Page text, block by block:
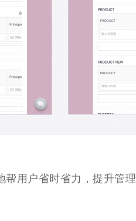
帮用户省时省力，提升管理